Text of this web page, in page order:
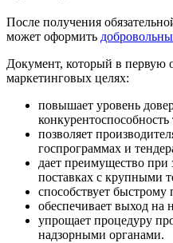
После получения
может оформить
Документ, который в первую
маркетинговых целях:
повышает уровень
конкурентоспособность
позволяет
госпрограммах и
дает преимущество при
поставках с крупными
способствует
обеспечивает выход на
упрощает процедуру
надзорными органами.